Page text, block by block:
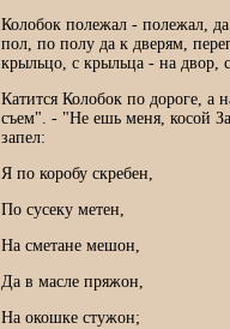
Колобок полежал - полежал,
пол, по полу да к дверям,
крыльцо, с крыльца - на двор,
Катится Колобок по дороге, а
съем". - "Не ешь меня, косой
запел:
Я по коробу скребен,
По сусеку метен,
На сметане мешон,
Да в масле пряжон,
На окошке стужон;